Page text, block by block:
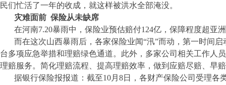
民们忙活了一年的收成，就这样被洪水全部淹没。
灾难面前 保险从未缺席
在河南7.20暴雨中，保险业预估赔付124亿，保障程度超亚
而在这次山西暴雨后，各家保险业闻“汛”而动，第一时间
台多项应急举措和理赔绿色通道。此外，多家公司相关工作人
理赔服务。简化理赔流程、提高理赔效率，做到应赔尽赔、早
据银行保险报报道：截至10月8日，各财产保险公司受理各